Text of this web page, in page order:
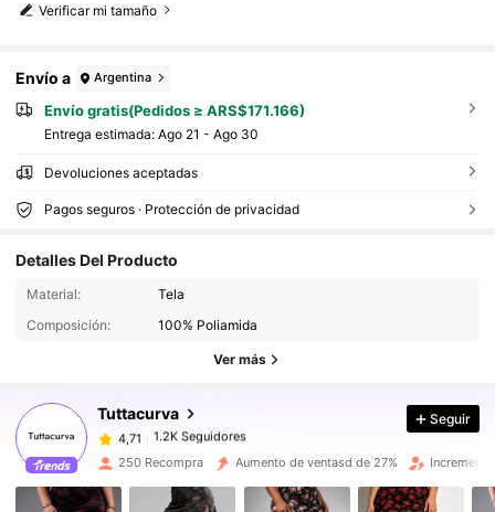
Verificar mi tamaño
Envío a Argentina
Envío gratis(Pedidos ≥ ARS$171.166)
Entrega estimada: Ago 21 - Ago 30
Devoluciones aceptadas
Pagos seguros · Protección de privacidad
Detalles Del Producto
Material:
Tela
Composición:
100% Poliamida
Ver más
Tuttacurva
1.2K Seguidores
1.2K Seguidores
1.2K Seguidores
4,71
1.2K Seguidores
Hace 10 horas
4,71
1.2K Seguidores
1.2K Seguidores
Seguir
250 Recompra Aumento de ventasd de 27%